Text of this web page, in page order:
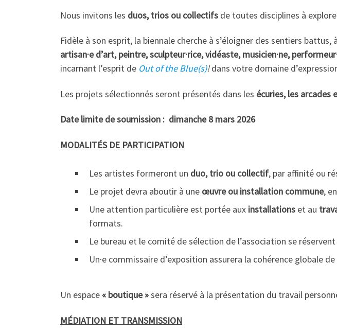
Nous invitons les duos, trios ou collectifs de toutes disciplines à
Fidèle à son esprit, la biennale cherche à s’éloigner des sentiers
artisan·e d’art, peintre, sculpteur·rice, vidéaste, musicien·ne,
incarnant l’esprit de Out of the Blue(s)!dans votre domaine
Les projets sélectionnés seront présentés dans les écuries, les arcades
Date limite de soumission : dimanche 8 mars 2026
MODALITÉS DE PARTICIPATION
Les artistes formeront un duo, trio ou collectif, par affinité ou
Le projet devra aboutir à une œuvre ou installation commune,
Une attention particulière est portée aux installations et au
formats.
Le bureau et le comité de sélection de l’association se
Un·e commissaire d’exposition assurera la cohérence globale de
Un espace « boutique »sera réservé à la présentation du travail
MÉDIATION ET TRANSMISSION